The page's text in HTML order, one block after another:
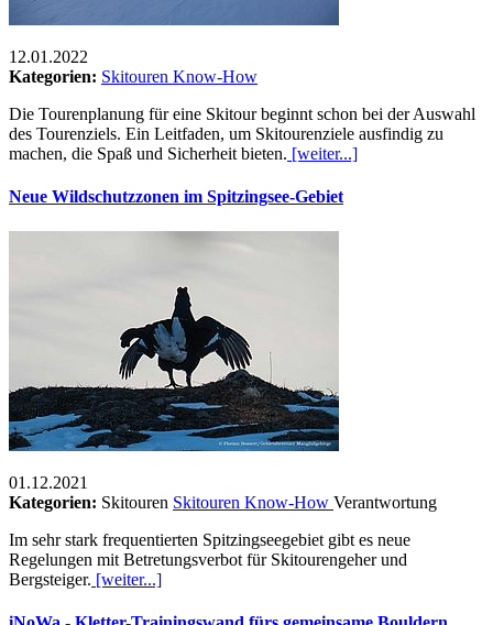
12.01.2022
Kategorien: Skitouren Know-How
Die Tourenplanung für eine Skitour beginnt schon bei der Auswahl
des Tourenziels. Ein Leitfaden, um Skitourenziele ausfindig zu
machen, die Spaß und Sicherheit bieten. [weiter...]
Neue Wildschutzzonen im Spitzingsee-Gebiet
01.12.2021
Kategorien: Skitouren Skitouren Know-How Verantwortung
Im sehr stark frequentierten Spitzingseegebiet gibt es neue
Regelungen mit Betretungsverbot für Skitourengeher und
Bergsteiger. [weiter...]